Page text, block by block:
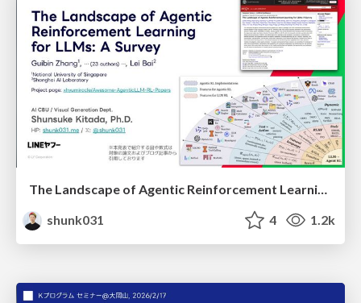
The Landscape of Agentic Reinforcement Learning for LLMs: A Survey
shunk031
4 1.2k